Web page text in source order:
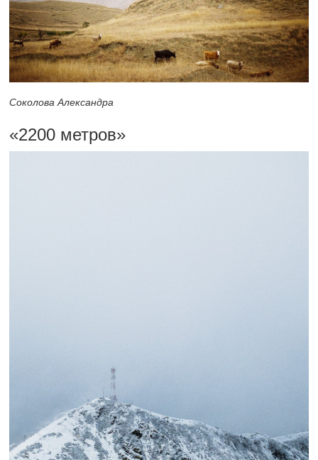
Соколова Александра
«2200 метров»